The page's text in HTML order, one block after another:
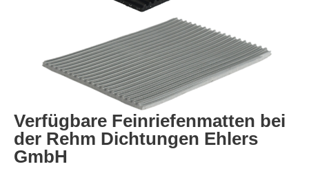
Verfügbare Feinriefenmatten bei
der Rehm Dichtungen Ehlers
GmbH